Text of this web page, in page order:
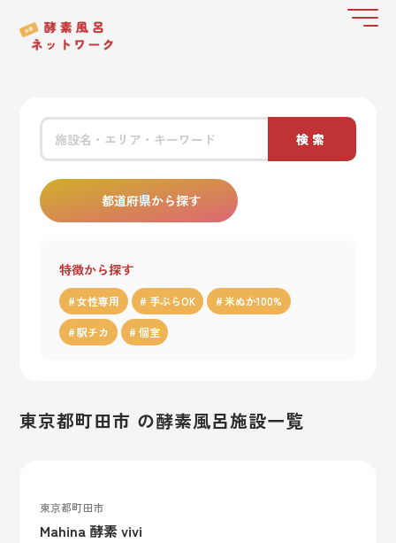
検索
都道府県から探す
特徴から探す
女性専用 手ぶらOK 米ぬか100%
駅チカ 個室
東京都町田市 の酵素風呂施設一覧
東京都町田市
Mahina 酵素 vivi